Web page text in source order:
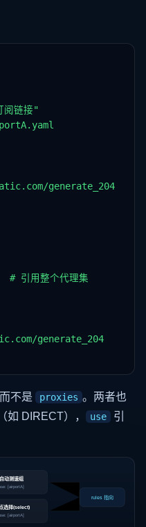
链接"
generate_204
引用整个代理集
generate_204
而不是 proxies 。两者也
如 DIRECT）， use
引
自动测速组
[airportA]
选择(select)
[airportA]
rules 指向